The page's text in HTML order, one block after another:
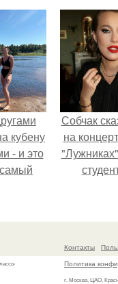
кубену
- и это
Собчак
на
так
Контакты
Политика
г. Москва, ЦАО,